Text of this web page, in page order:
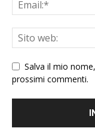
Salva il mio
prossimi commenti.